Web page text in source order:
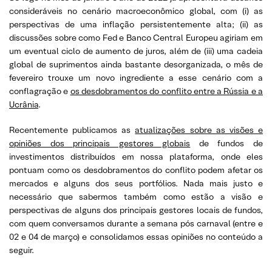
consideráveis no cenário macroeconômico global, com (i) as
perspectivas de uma inflação persistentemente alta; (ii) as
discussões sobre como Fed e Banco Central Europeu agiriam em
um eventual ciclo de aumento de juros, além de (iii) uma cadeia
global de suprimentos ainda bastante desorganizada, o mês de
fevereiro trouxe um novo ingrediente a esse cenário com a
conflagração e os desdobramentos do conflito entre a Rússia e a
Ucrânia.
Recentemente publicamos asatualizações sobre as visões e
opiniões dos principais gestores globais de fundos de
investimentos distribuídos em nossa plataforma, onde eles
pontuam como os desdobramentos do conflito podem afetar os
mercados e alguns dos seus portfólios. Nada mais justo e
necessário que sabermos também como estão a visão e
perspectivas de alguns dos principais gestores locais de fundos,
com quem conversamos durante a semana pós carnaval (entre e
02 e 04 de março) e consolidamos essas opiniões no conteúdo a
seguir.